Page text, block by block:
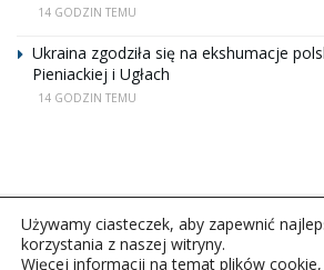
14 GODZIN TEMU
Ukraina zgodziła się na ekshumacje
Pieniackiej i Ugłach
14 GODZIN TEMU
Używamy ciasteczek, aby zapewnić
korzystania z naszej witryny.
Więcej informacji na temat plików